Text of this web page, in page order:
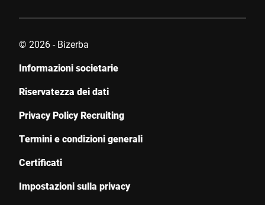
© 2026 - Bizerba
Informazioni societarie
Riservatezza dei dati
Privacy Policy Recruiting
Termini e condizioni generali
Certificati
Impostazioni sulla privacy